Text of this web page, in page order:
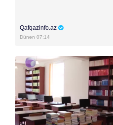
Qafqazinfo.az
Dünən 07:14